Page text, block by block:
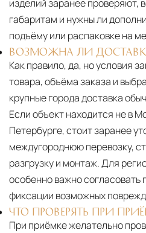
изделий заранее проверяют,
габаритам и нужны ли
подъёму или распаковке на
ВОЗМОЖНА ЛИ
Как правило, да, но условия
товара, объёма заказа и
крупные города доставка
Если объект находится не в
Петербурге, стоит заранее
междугороднюю перевозку,
разгрузку и монтаж. Для
особенно важно согласовать
фиксации возможных
ЧТО ПРОВЕРЯТЬ ПРИ
При приёмке желательно